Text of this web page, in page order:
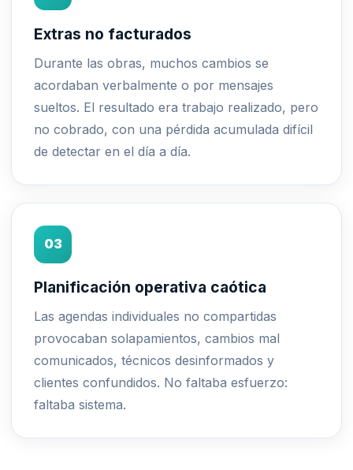
Extras no facturados
Durante las obras, muchos cambios se
acordaban verbalmente o por mensajes
sueltos. El resultado era trabajo realizado, pero
no cobrado, con una pérdida acumulada difícil
de detectar en el día a día.
03
Planificación operativa caótica
Las agendas individuales no compartidas
provocaban solapamientos, cambios mal
comunicados, técnicos desinformados y
clientes confundidos. No faltaba esfuerzo:
faltaba sistema.